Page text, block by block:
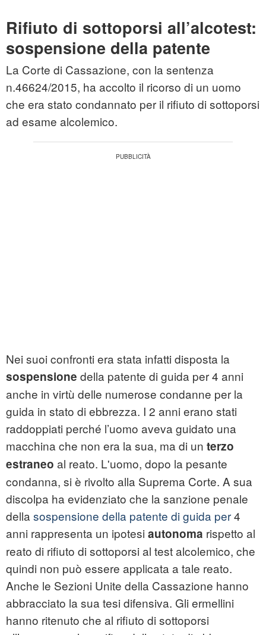
Rifiuto di sottoporsi all’alcotest:
sospensione della patente
La Corte di Cassazione, con la sentenza
n.46624/2015, ha accolto il ricorso di un uomo
che era stato condannato per il rifiuto di sottoporsi
ad esame alcolemico.
Nei suoi confronti era stata infatti disposta la
sospensione della patente di guida per 4 anni
anche in virtù delle numerose condanne per la
guida in stato di ebbrezza. I 2 anni erano stati
raddoppiati perché l’uomo aveva guidato una
macchina che non era la sua, ma di un terzo
estraneo al reato. L'uomo, dopo la pesante
condanna, si è rivolto alla Suprema Corte. A sua
discolpa ha evidenziato che la sanzione penale
della sospensione della patente di guida per4
anni rappresenta un ipotesi autonoma rispetto al
reato di rifiuto di sottoporsi al test alcolemico, che
quindi non può essere applicata a tale reato.
Anche le Sezioni Unite della Cassazione hanno
abbracciato la sua tesi difensiva. Gli ermellini
hanno ritenuto che al rifiuto di sottoporsi